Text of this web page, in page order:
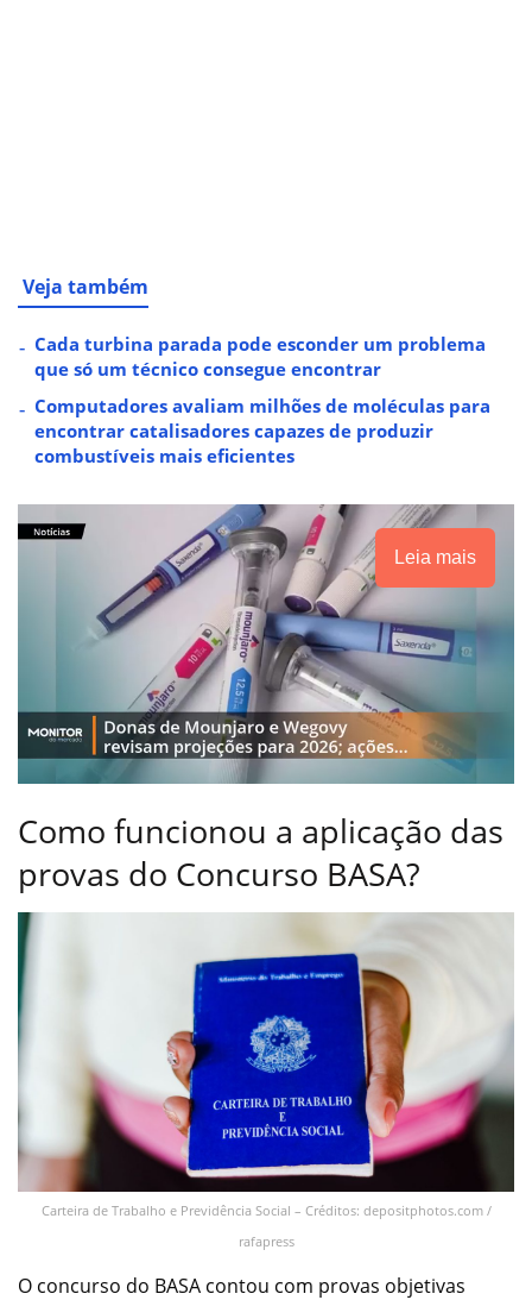
Veja também
Cada turbina parada pode esconder um problema
que só um técnico consegue encontrar
Computadores avaliam milhões de moléculas para
encontrar catalisadores capazes de produzir
combustíveis mais eficientes
Leia mais
Como funcionou a aplicação das
provas do Concurso BASA?
Carteira de Trabalho e Previdência Social – Créditos: depositphotos.com /
rafapress
O concurso do BASA contou com provas objetivas